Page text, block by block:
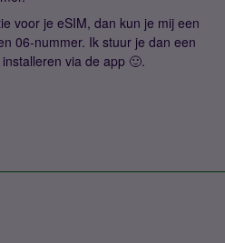
voor je eSIM, dan kun je mij een
06-nummer. Ik stuur je dan een
via de app 🙂.